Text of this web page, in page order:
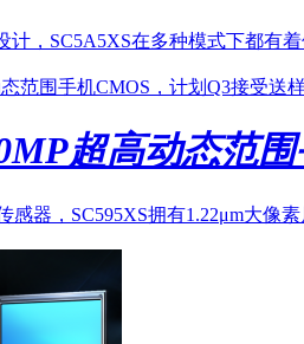
计，SC5A5XS在多种模式下都有
超高动态范
感器，SC595XS拥有1.22μm大像